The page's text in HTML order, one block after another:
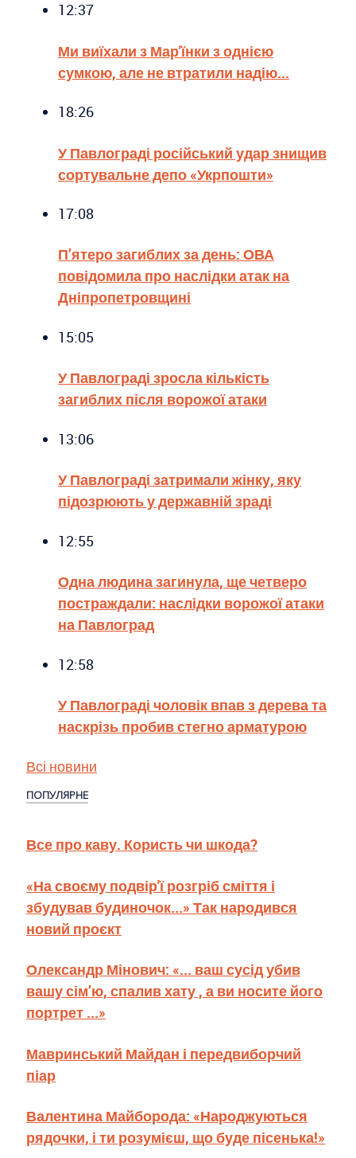
12:37
Ми виїхали з Мар'їнки з однією
сумкою, але не втратили надію...
18:26
У Павлограді російський удар знищив
сортувальне депо «Укрпошти»
17:08
П’ятеро загиблих за день: ОВА
повідомила про наслідки атак на
Дніпропетровщині
15:05
У Павлограді зросла кількість
загиблих після ворожої атаки
13:06
У Павлограді затримали жінку, яку
підозрюють у державній зраді
12:55
Одна людина загинула, ще четверо
постраждали: наслідки ворожої атаки
на Павлоград
12:58
У Павлограді чоловік впав з дерева та
наскрізь пробив стегно арматурою
Всі новини
ПОПУЛЯРНЕ
Все про каву. Користь чи шкода?
«На своєму подвір'ї розгріб сміття і
збудував будиночок...» Так народився
новий проєкт
Олександр Мінович: «... ваш сусід убив
вашу сім’ю, спалив хату , а ви носите його
портрет ...»
Мавринський Майдан і передвиборчий
піар
Валентина Майборода: «Народжуються
рядочки, і ти розумієш, що буде пісенька!»